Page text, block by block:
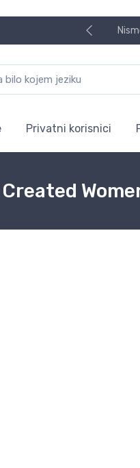
Privatni korisnici